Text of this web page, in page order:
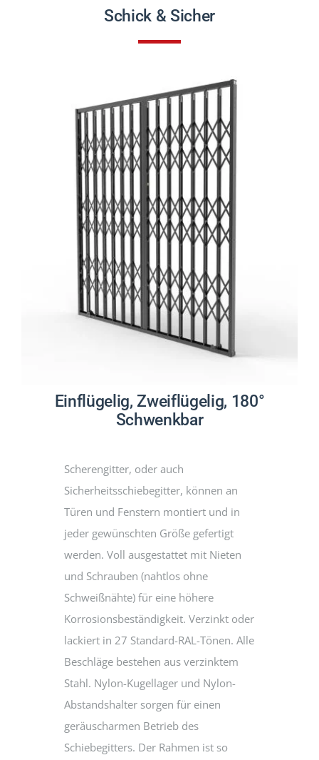
Schick & Sicher
Einflügelig, Zweiflügelig, 180°
Schwenkbar
Scherengitter, oder auch
Sicherheitsschiebegitter, können an
Türen und Fenstern montiert und in
jeder gewünschten Größe gefertigt
werden. Voll ausgestattet mit Nieten
und Schrauben (nahtlos ohne
Schweißnähte) für eine höhere
Korrosionsbeständigkeit. Verzinkt oder
lackiert in 27 Standard-RAL-Tönen. Alle
Beschläge bestehen aus verzinktem
Stahl. Nylon-Kugellager und Nylon-
Abstandshalter sorgen für einen
geräuscharmen Betrieb des
Schiebegitters. Der Rahmen ist so